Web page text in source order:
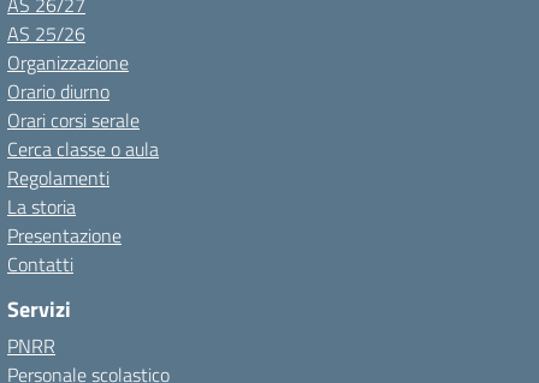
AS 25/26
Organizzazione
Orario diurno
Orari corsi serale
Cerca classe o aula
Regolamenti
La storia
Presentazione
Contatti
Servizi
PNRR
Personale scolastico